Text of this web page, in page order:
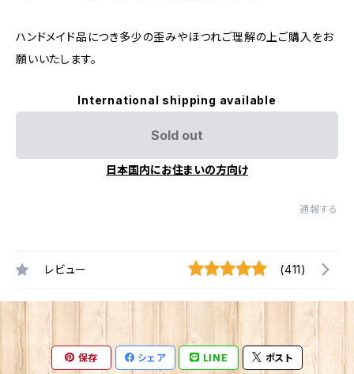
ハンドメイド品につき多少の歪みやほつれご理解の上ご購入をお
願いいたします。
International shipping available
Sold out
日本国内にお住まいの方向け
通報する
レビュー (411)
保存 シェア LINE ポスト